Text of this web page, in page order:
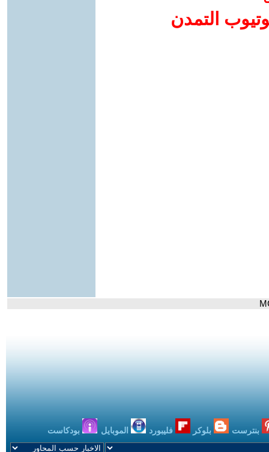
التمدن
بنترست بلوكر فليبورد الموبايل بودكاست